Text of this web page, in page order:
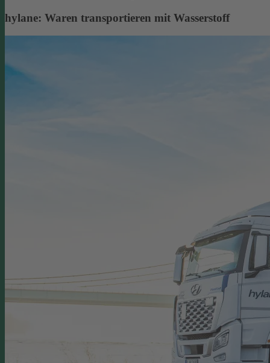
hylane: Waren transportieren mit Wasserstoff